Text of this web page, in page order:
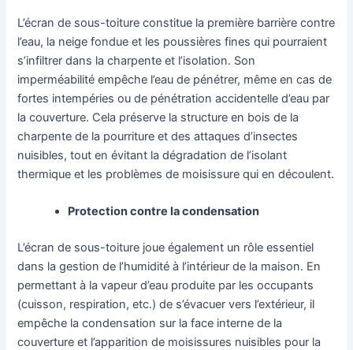
L’écran de sous-toiture constitue la première barrière contre
l’eau, la neige fondue et les poussières fines qui pourraient
s’infiltrer dans la charpente et l’isolation. Son
imperméabilité empêche l’eau de pénétrer, même en cas de
fortes intempéries ou de pénétration accidentelle d’eau par
la couverture. Cela préserve la structure en bois de la
charpente de la pourriture et des attaques d’insectes
nuisibles, tout en évitant la dégradation de l’isolant
thermique et les problèmes de moisissure qui en découlent.
Protection contre la condensation
L’écran de sous-toiture joue également un rôle essentiel
dans la gestion de l’humidité à l’intérieur de la maison. En
permettant à la vapeur d’eau produite par les occupants
(cuisson, respiration, etc.) de s’évacuer vers l’extérieur, il
empêche la condensation sur la face interne de la
couverture et l’apparition de moisissures nuisibles pour la